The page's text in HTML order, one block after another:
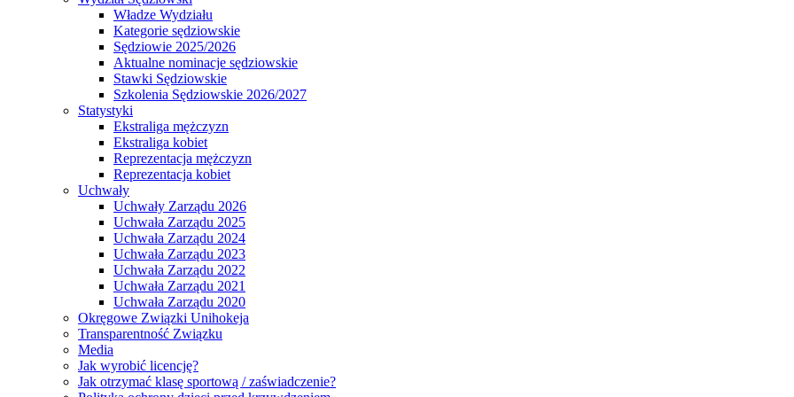
Władze Wydziału
Kategorie sędziowskie
Sędziowie 2025/2026
Aktualne nominacje sędziowskie
Stawki Sędziowskie
Szkolenia Sędziowskie 2026/2027
Statystyki
Ekstraliga mężczyzn
Ekstraliga kobiet
Reprezentacja mężczyzn
Reprezentacja kobiet
Uchwały
Uchwały Zarządu 2026
Uchwała Zarządu 2025
Uchwała Zarządu 2024
Uchwała Zarządu 2023
Uchwała Zarządu 2022
Uchwała Zarządu 2021
Uchwała Zarządu 2020
Okręgowe Związki Unihokeja
Transparentność Związku
Media
Jak wyrobić licencję?
Jak otrzymać klasę sportową / zaświadczenie?